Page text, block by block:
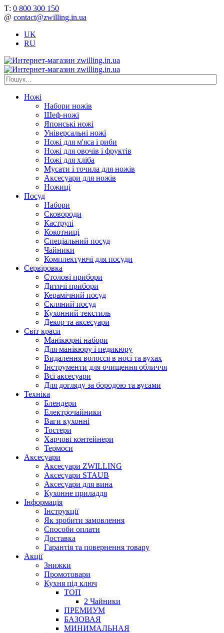
Т: 0 800 300 150
@ contact@zwilling.in.ua
UK
RU
Ножі
Набори ножів
Шеф-ножі
Японські ножі
Універсальні ножі
Ножі для м'яса і риби
Ножі для овочів і фруктів
Ножі для хліба
Мусати і точила для ножів
Аксесуари для ножів
Ножиці
Посуд
Набори
Сковороди
Каструлі
Кокотниці
Cпеціальний посуд
Чайники
Комплектуючі для посуди
Сервіровка
Столові прибори
Дитячі прибори
Керамічний посуд
Скляний посуд
Кухонний текстиль
Декор та аксесуари
Світ краси
Манікюрні набори
Для манікюру і педикюру
Видалення волосся в носі та вухах
Інструменти для очищення обличчя
Всі аксесуари
Для догляду за бородою та вусами
Техніка
Блендери
Електрочайники
Ваги кухонні
Тостери
Харчові контейнери
Термоси
Аксесуари
Аксесуари ZWILLING
Аксесуари STAUB
Аксесуари для вина
Кухонне приладдя
Інформація
Інструкції
Як зробити замовлення
Способи оплати
Доставка
Гарантія та повернення товару
Акції
Знижки
Промотовари
Кухня під ключ
ТОП
2 Чайники
ПРЕМИУМ
БАЗОВАЯ
МИНИМАЛЬНАЯ